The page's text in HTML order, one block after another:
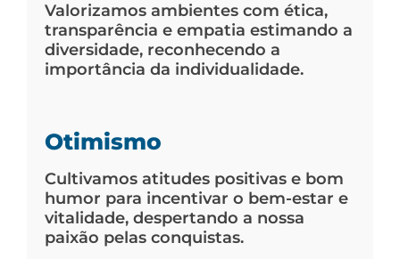
Valorizamos ambientes com ética,
transparência e empatia estimando a
diversidade, reconhecendo a
importância da individualidade.
Otimismo
Cultivamos atitudes positivas e bom
humor para incentivar o bem-estar e
vitalidade, despertando a nossa
paixão pelas conquistas.